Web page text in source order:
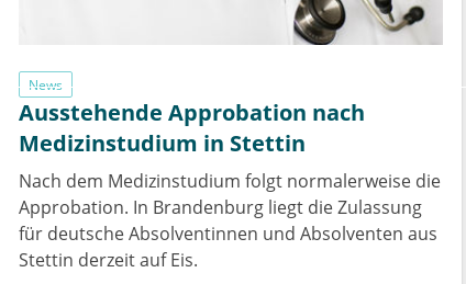
News
Ausstehende Approbation nach
Medizinstudium in Stettin
Nach dem Medizinstudium folgt normalerweise die
Approbation. In Brandenburg liegt die Zulassung
für deutsche Absolventinnen und Absolventen aus
Stettin derzeit auf Eis.